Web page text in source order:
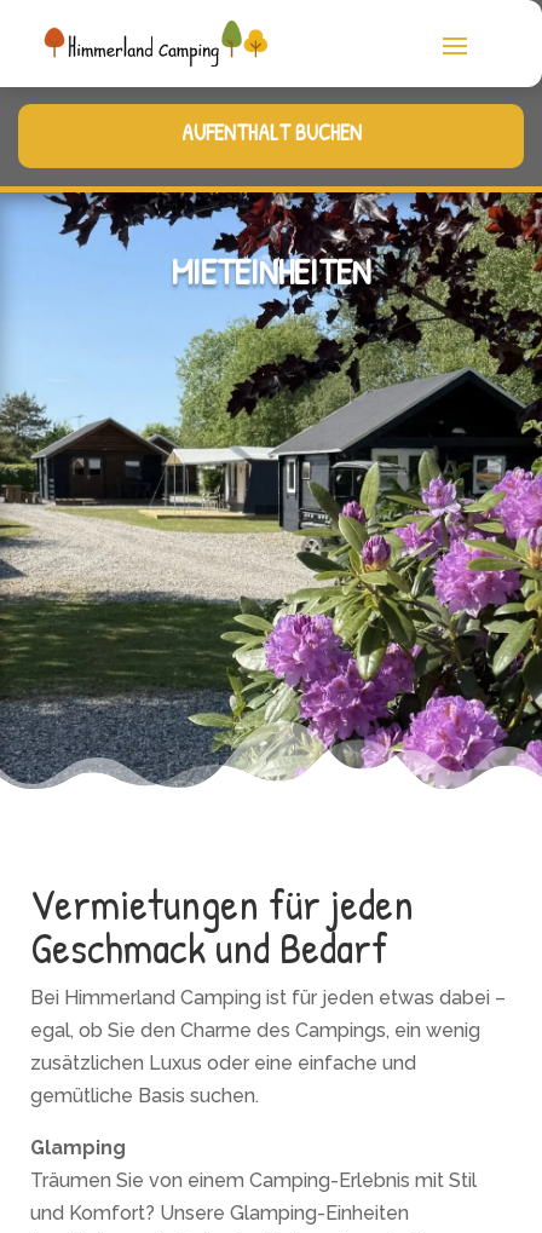
AUFENTHALT BUCHEN
MIETEINHEITEN
Vermietungen für jeden
Geschmack und Bedarf
Bei Himmerland Camping ist für jeden etwas dabei –
egal, ob Sie den Charme des Campings, ein wenig
zusätzlichen Luxus oder eine einfache und
gemütliche Basis suchen.
Glamping
Träumen Sie von einem Camping-Erlebnis mit Stil
und Komfort? Unsere Glamping-Einheiten